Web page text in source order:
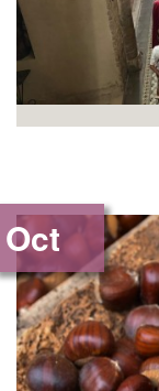
Oct